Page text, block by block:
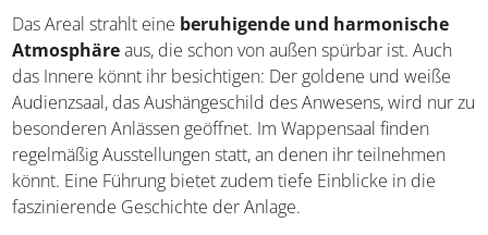
Das Areal strahlt eine
beruhigende und harmonische
Atmosphäre
aus, die schon von außen spürbar ist. Auch
das Innere könnt ihr besichtigen: Der goldene und weiße
Audienzsaal, das Aushängeschild des Anwesens, wird nur
zu besonderen Anlässen geöffnet. Im Wappensaal finden
regelmäßig Ausstellungen statt, an denen ihr teilnehmen
könnt. Eine Führung bietet zudem tiefe Einblicke in die
faszinierende Geschichte der Anlage.